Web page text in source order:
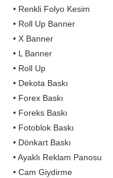
• Renkli Folyo Kesim
• Roll Up Banner
• X Banner
• L Banner
• Roll Up
• Dekota Baskı
• Forex Baskı
• Foreks Baskı
• Fotoblok Baskı
• Dönkart Baskı
• Ayaklı Reklam Panosu
• Cam Giydirme